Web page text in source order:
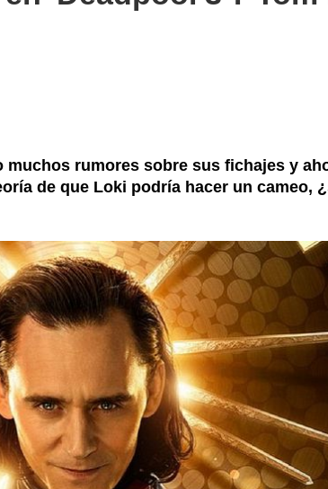
muchos rumores sobre sus fichajes y
de que Loki podría hacer un cameo,
Twentieth Century Fox